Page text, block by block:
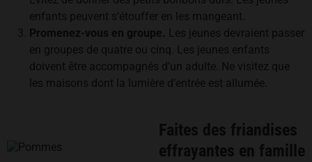
enfants peuvent s’étouffer en les mangeant.
Promenez-vous en groupe. Les jeunes devraient passer
en groupes de quatre ou cinq. Les jeunes enfants
doivent être accompagnés d’un adulte. Ne visitez que
les maisons dont la lumière d’entrée est allumée.
Faites des friandises
effrayantes en famille